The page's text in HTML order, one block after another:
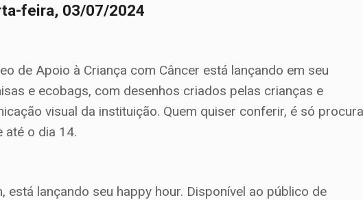
feira, 03/07/2024
de Apoio à Criança com Câncer está lançando em seu
e ecobags, com desenhos criados pelas crianças e
visual da instituição. Quem quiser conferir, é só
até o dia 14.
está lançando seu happy hour. Disponível ao público de